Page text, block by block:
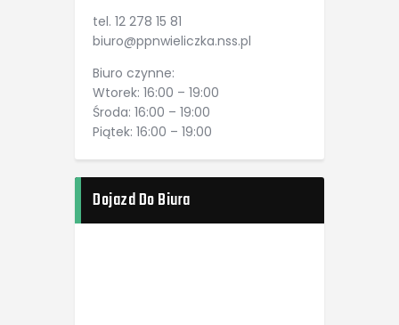
tel. 12 278 15 81
biuro@ppnwieliczka.nss.pl
Biuro czynne:
Wtorek: 16:00 – 19:00
Środa: 16:00 – 19:00
Piątek: 16:00 – 19:00
Dojazd Do Biura